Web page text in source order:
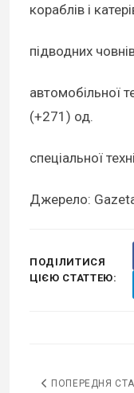
кораблів і
підводних
автомобільної
(+271) од.
спеціальної
Джерело:
ПОДІЛИТИСЯ
ЦІЄЮ СТАТТЕЮ:
ПОПЕРЕДНЯ